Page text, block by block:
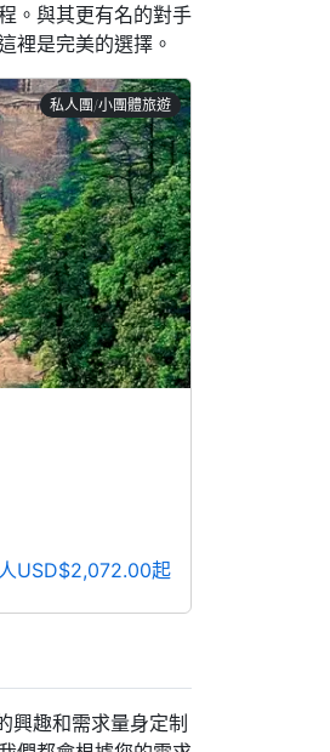
。與其更有名的對手
裡是完美的選擇。
私人團/小團體旅遊
USD$2,072.00起
興趣和需求量身定制